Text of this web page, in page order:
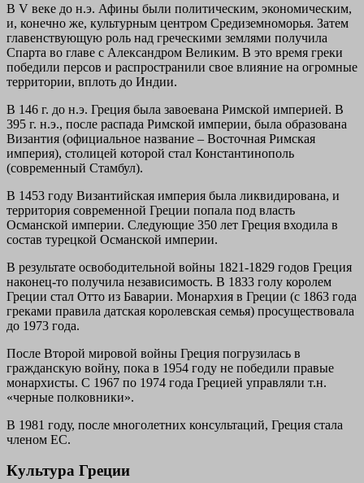
В V веке до н.э. Афины были политическим, экономическим,
и, конечно же, культурным центром Средиземноморья. Затем
главенствующую роль над греческими землями получила
Спарта во главе с Александром Великим. В это время греки
победили персов и распространили свое влияние на огромные
территории, вплоть до Индии.
В 146 г. до н.э. Греция была завоевана Римской империей. В
395 г. н.э., после распада Римской империи, была образована
Византия (официальное название – Восточная Римская
империя), столицей которой стал Константинополь
(современный Стамбул).
В 1453 году Византийская империя была ликвидирована, и
территория современной Греции попала под власть
Османской империи. Следующие 350 лет Греция входила в
состав турецкой Османской империи.
В результате освободительной войны 1821-1829 годов Греция
наконец-то получила независимость. В 1833 голу королем
Греции стал Отто из Баварии. Монархия в Греции (с 1863 года
греками правила датская королевская семья) просуществовала
до 1973 года.
После Второй мировой войны Греция погрузилась в
гражданскую войну, пока в 1954 году не победили правые
монархисты. С 1967 по 1974 года Грецией управляли т.н.
«черные полковники».
В 1981 году, после многолетних консультаций, Греция стала
членом ЕС.
Культура Греции